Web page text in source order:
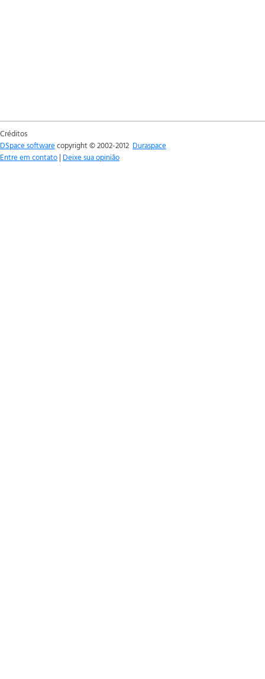
Créditos
DSpace softwarecopyright © 2002-2012 Duraspace
Entre em contato | Deixe sua opinião